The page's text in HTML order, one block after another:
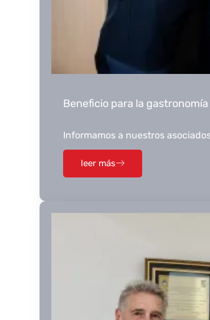
Beneficio para la
Informamos a nuestros
leer más